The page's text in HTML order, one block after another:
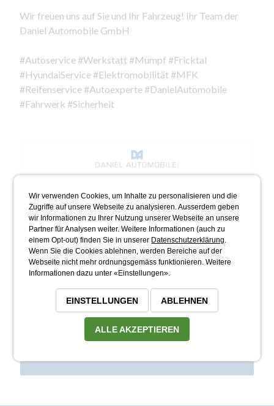
Wir freuen uns auf Sie und Ihr Fahrzeug! Ihr Team der
Daniel Automobile GmbH
#Autoservice #Werkstatt #Mumpf #Fricktal
#HyundaiService #Elektromobilität #MFK
#Reifenservice #Autoexperte #DanielAutomobile
#Fahrwerk #Sicherheit
Wir verwenden Cookies, um Inhalte zu personalisieren und die
Zugriffe auf unsere Webseite zu analysieren. Ausserdem geben
wir Informationen zu Ihrer Nutzung unserer Webseite an unsere
Partner für Analysen weiter. Weitere Informationen (auch zu
einem Opt-out) finden Sie in unserer Datenschutzerklärung
Wenn Sie die Cookies ablehnen, werden Bereiche auf der
Webseite nicht mehr ordnungsgemäss funktionieren. Weitere
Informationen dazu unter «Einstellungen».
EINSTELLUNGEN ABLEHNEN
ALLE AKZEPTIEREN